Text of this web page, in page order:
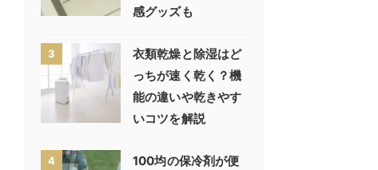
感グッズも
3
衣類乾燥と除湿はど
っちが速く乾く？機
能の違いや乾きやす
いコツを解説
4
100均の保冷剤が便